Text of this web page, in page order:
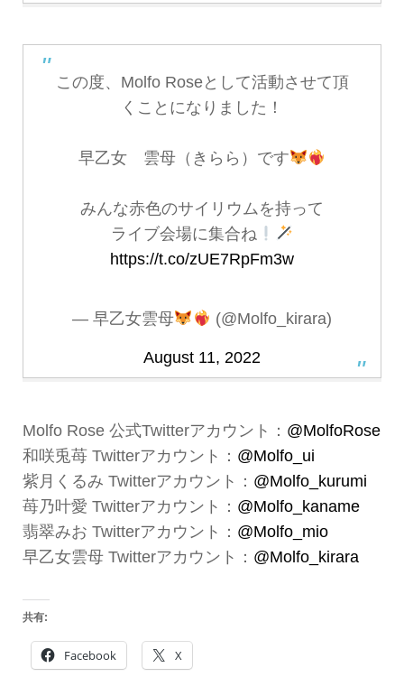
この度、Molfo Roseとして活動させて頂
くことになりました！
早乙女 雲母（きらら）です
みんな赤色のサイリウムを持って
ライブ会場に集合ね
https://t.co/zUE7RpFm3w
— 早乙女雲母 (@Molfo_kirara)
August 11, 2022
Molfo Rose 公式Twitterアカウント： @MolfoRose
和咲兎苺 Twitterアカウント： @Molfo_ui
紫月くるみ Twitterアカウント： @Molfo_kurumi
苺乃叶愛 Twitterアカウント： @Molfo_kaname
翡翠みお Twitterアカウント： @Molfo_mio
早乙女雲母 Twitterアカウント： @Molfo_kirara
共有:
Facebook X